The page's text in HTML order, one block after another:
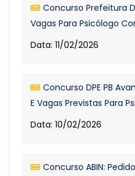
Concurso Prefeitura
Vagas Para Psicólogo
Data: 11/02/2026
Concurso DPE PB
E Vagas Previstas Para
Data: 10/02/2026
Concurso ABIN: